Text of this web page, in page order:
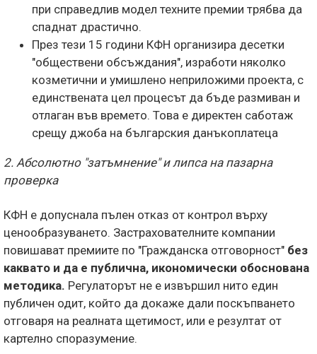
при справедлив модел техните премии трябва да
спаднат драстично.
През тези 15 години КФН организира десетки
"обществени обсъждания", изработи няколко
козметични и умишлено неприложими проекта, с
единствената цел процесът да бъде размиван и
отлаган във времето. Това е директен саботаж
срещу джоба на българския данъкоплатеца
2. Абсолютно "затъмнение" и липса на пазарна
проверка
КФН е допуснала пълен отказ от контрол върху
ценообразуването. Застрахователните компании
повишават премиите по "Гражданска отговорност" без
каквато и да е публична, икономически обоснована
методика. Регулаторът не е извършил нито един
публичен одит, който да докаже дали поскъпването
отговаря на реалната щетимост, или е резултат от
картелно споразумение.